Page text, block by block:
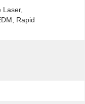
Laser,
Rapid